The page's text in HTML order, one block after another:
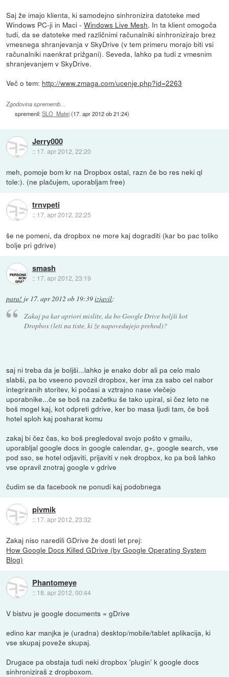
Saj že imajo klienta, ki samodejno sinhronizira datoteke med
Windows PC-ji in Maci -Windows Live Mesh. In ta klient omogoča
tudi, da se datoteke med različnimi računalniki sinhronizirajo brez
vmesnega shranjevanja v SkyDrive (v tem primeru morajo biti vsi
računalniki naenkrat prižgani). Seveda, lahko pa tudi z vmesnim
shranjevanjem v SkyDrive.
Več o tem: http://www.zmaga.com/ucenje.php?id=2263
Zgodovina sprememb…
spremenil:SLO_Matej(17. apr 2012 ob 21:24)
Jerry000
:: 17. apr 2012, 22:20
meh, pomoje bom kr na Dropbox ostal, razn če bo res neki ql
tole:). (ne plačujem, uporabljam free)
trnvpeti
:: 17. apr 2012, 22:25
še ne pomeni, da dropbox ne more kaj dograditi (kar bo pac toliko
bolje pri gdrive)
smash
:: 17. apr 2012, 23:19
para! je 17. apr 2012 ob 19:39izjavil:
Zakaj pa kar apriori mislite, da bo Google Driveboljšikot
Dropbox (leti na tiste, ki že napovedujejo prehod)?
saj ni treba da je boljši...lahko je enako dobr ali pa celo malo
slabši, pa bo vseeno povozil dropbox, ker ima za sabo cel nabor
integriranih storitev, ki počasi a vztrajno nase vlečejo
uporabnike...če se boš na začetku še tako upiral, si čez leto ne
boš mogel kaj, kot odpreti gdrive, ker bo masa ljudi tam, če boš
hotel sploh kaj posharat komu
zakaj bi čez čas, ko boš pregledoval svojo pošto v gmailu,
uporabljal google docs in google calendar, g+, google search, vse
pod sso, se hotel odjaviti, prijaviti v nek dropbox, ko pa boš lahko
vse opravil znotraj google v gdrive
čudim se da facebook ne ponudi kaj podobnega
pivmik
:: 17. apr 2012, 23:32
Zakaj niso naredili GDrive že dosti let prej:
How Google Docs Killed GDrive (by Google Operating System
Blog)
Phantomeye
:: 18. apr 2012, 00:44
V bistvu je google documents = gDrive
edino kar manjka je (uradna) desktop/mobile/tablet aplikacija, ki
vse skupaj poveže skupaj.
Drugace pa obstaja tudi neki dropbox 'plugin' k google docs
sinhroniziraš z dropboxom.